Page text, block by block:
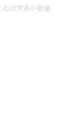
石川芳美が登場